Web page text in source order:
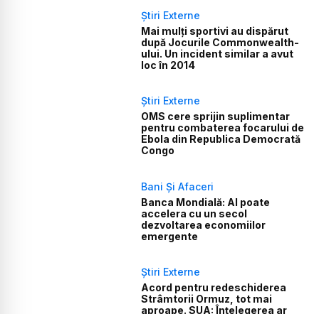
Știri Externe
Mai mulți sportivi au dispărut
după Jocurile Commonwealth-
ului. Un incident similar a avut
loc în 2014
Știri Externe
OMS cere sprijin suplimentar
pentru combaterea focarului de
Ebola din Republica Democrată
Congo
Bani Și Afaceri
Banca Mondială: AI poate
accelera cu un secol
dezvoltarea economiilor
emergente
Știri Externe
Acord pentru redeschiderea
Strâmtorii Ormuz, tot mai
aproape. SUA: Înțelegerea ar